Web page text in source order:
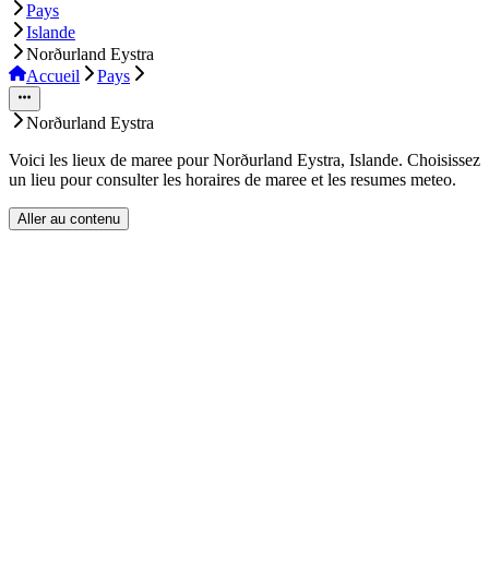
Pays
Islande
Norðurland Eystra
Accueil
Pays
Norðurland Eystra
Voici les lieux de maree pour Norðurland Eystra, Islande. Choisissez
un lieu pour consulter les horaires de maree et les resumes meteo.
Aller au contenu